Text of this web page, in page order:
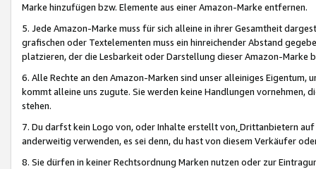
Marke hinzufügen bzw. Elemente aus einer Amazon-Marke entfernen.
5. Jede Amazon-Marke muss für sich alleine in ihrer Gesamtheit
grafischen oder Textelementen muss ein hinreichender Abstand
platzieren, der die Lesbarkeit oder Darstellung dieser Amazon-Marke
6. Alle Rechte an den Amazon-Marken sind unser alleiniges
kommt alleine uns zugute. Sie werden keine Handlungen vornehmen,
stehen.
7. Du darfst kein Logo von, oder Inhalte erstellt von,Drittanbietern auf
anderweitig verwenden, es sei denn, du hast von diesem Verkäufer
8. Sie dürfen in keiner Rechtsordnung Marken nutzen oder zur